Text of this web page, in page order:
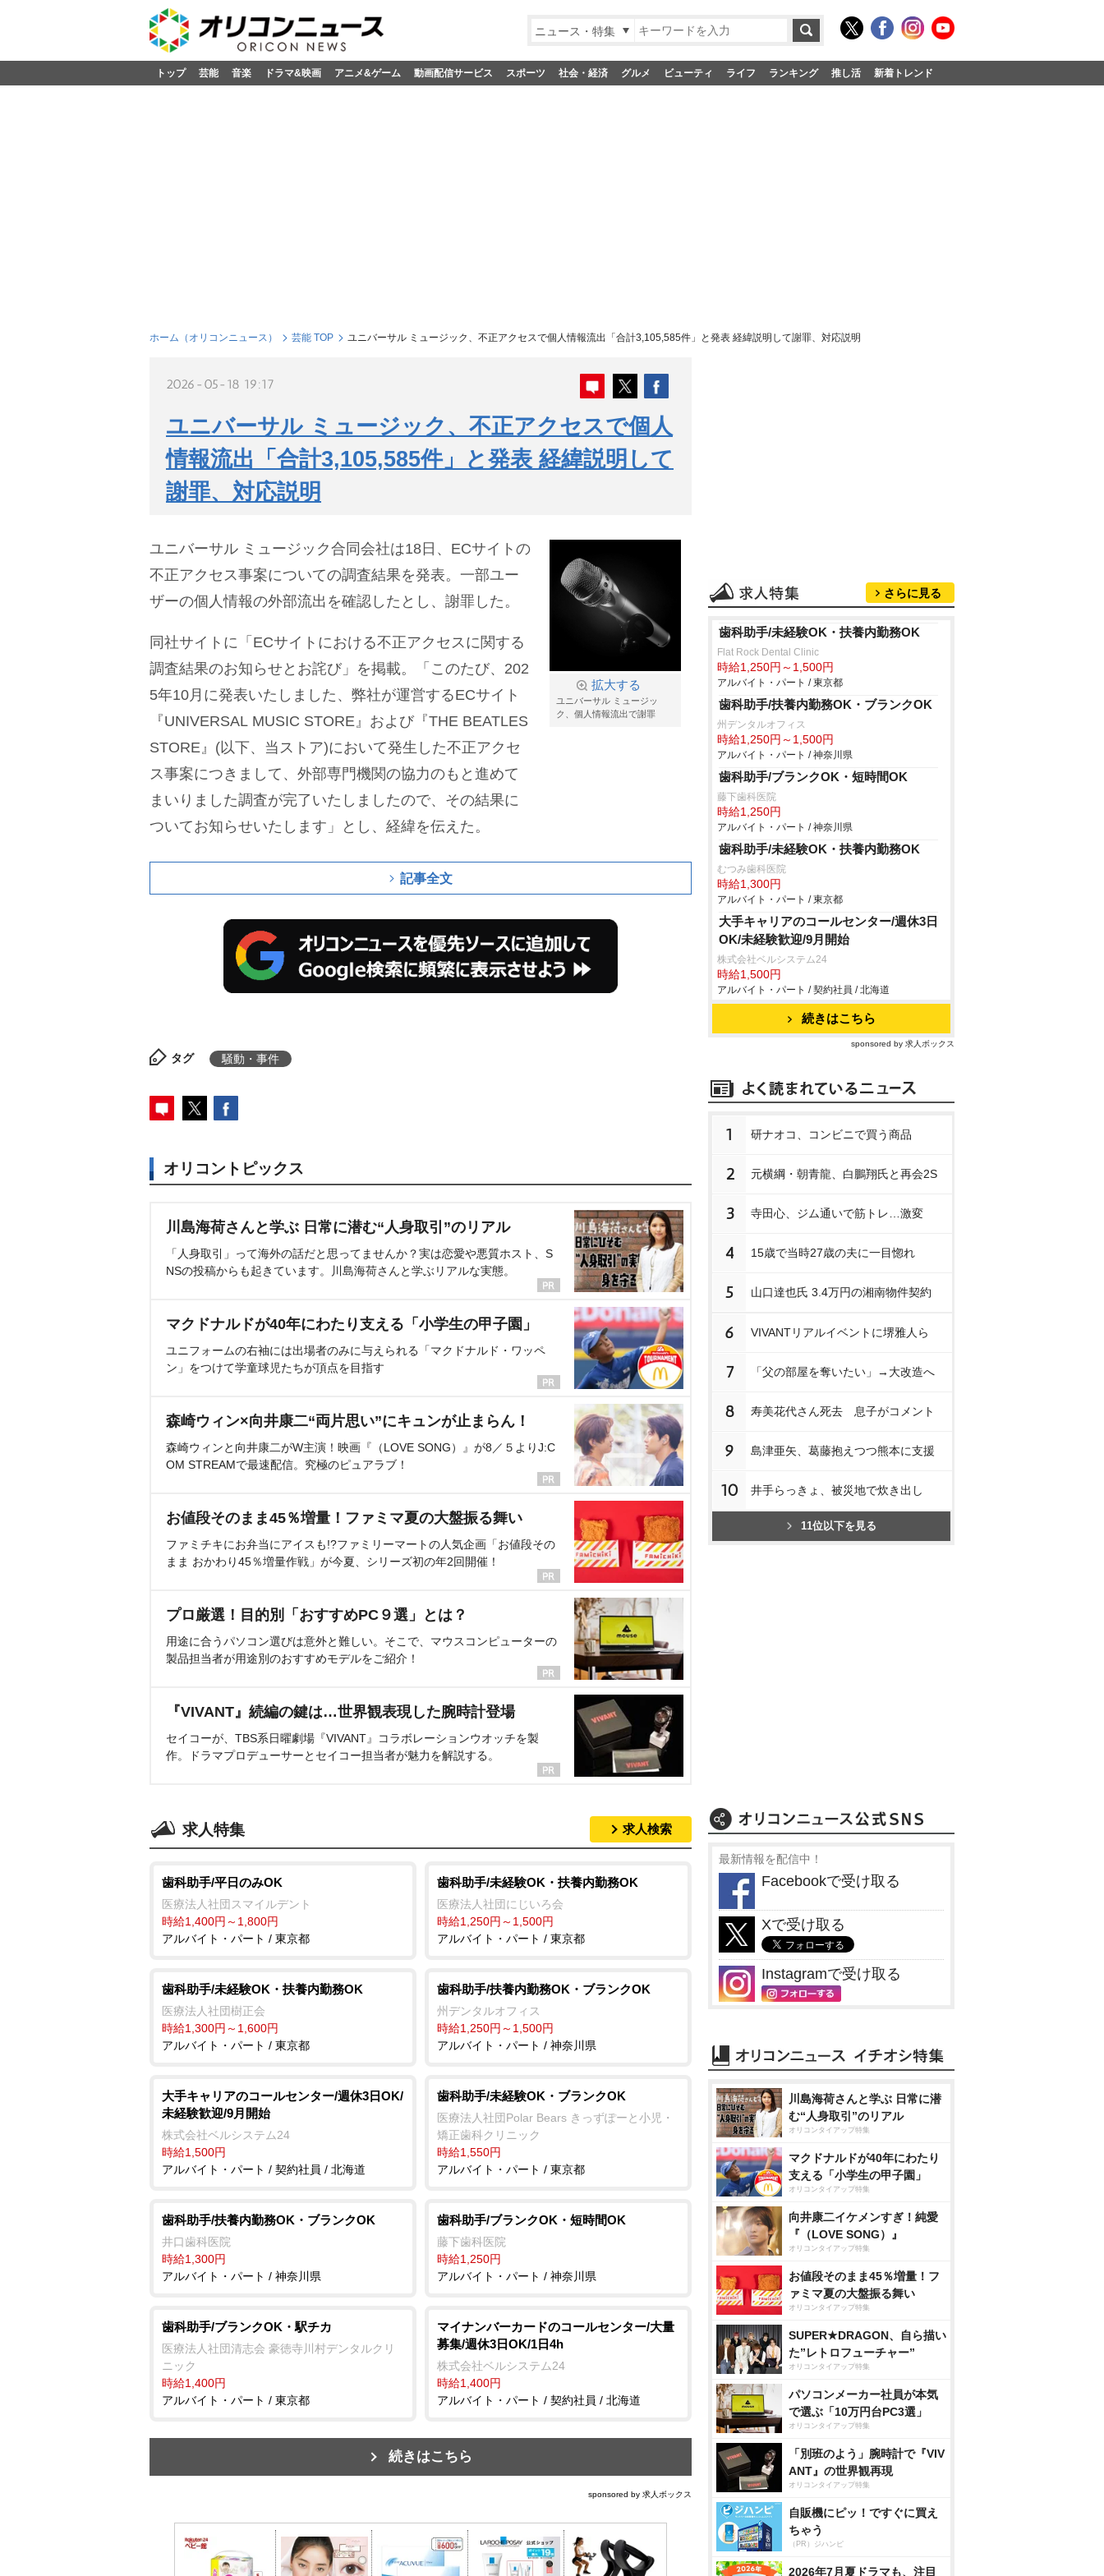
ニュース・特集
トップ 芸能 音楽 ドラマ&映画 アニメ&ゲーム 動画配信サービス スポーツ 社会・経済 グルメ ビューティ ライフ ランキング 推し活 新着トレンド
ホーム（オリコンニュース） 芸能 TOP ユニバーサル ミュージック、不正アクセスで個人情報流出「合計3,105,585件」と発表 経緯説明して謝罪、対応説明
2026-05-18 19:17
ユニバーサル ミュージック、不正アクセスで個人
情報流出「合計3,105,585件」と発表 経緯説明して
謝罪、対応説明
拡大する
ユニバーサル ミュージッ
ク、個人情報流出で謝罪
ユニバーサル ミュージック合同会社は18日、ECサイトの
不正アクセス事案についての調査結果を発表。一部ユー
ザーの個人情報の外部流出を確認したとし、謝罪した。
同社サイトに「ECサイトにおける不正アクセスに関する
調査結果のお知らせとお詫び」を掲載。「このたび、202
5年10月に発表いたしました、弊社が運営するECサイト
『UNIVERSAL MUSIC STORE』および『THE BEATLES
STORE』(以下、当ストア)において発生した不正アクセ
ス事案につきまして、外部専門機関の協力のもと進めて
まいりました調査が完了いたしましたので、その結果に
ついてお知らせいたします」とし、経緯を伝えた。
記事全文
タグ 騒動・事件
オリコントピックス
川島海荷さんと学ぶ 日常に潜む“人身取引”のリアル
「人身取引」って海外の話だと思ってませんか？実は恋愛や悪質ホスト、S
NSの投稿からも起きています。川島海荷さんと学ぶリアルな実態。
マクドナルドが40年にわたり支える「小学生の甲子園」
ユニフォームの右袖には出場者のみに与えられる「マクドナルド・ワッペ
ン」をつけて学童球児たちが頂点を目指す
森崎ウィン×向井康二“両片思い”にキュンが止まらん！
森崎ウィンと向井康二がW主演！映画『（LOVE SONG）』が8／５よりJ:C
OM STREAMで最速配信。究極のピュアラブ！
お値段そのまま45％増量！ファミマ夏の大盤振る舞い
ファミチキにお弁当にアイスも!?ファミリーマートの人気企画「お値段その
まま おかわり45％増量作戦」が今夏、シリーズ初の年2回開催！
プロ厳選！目的別「おすすめPC９選」とは？
用途に合うパソコン選びは意外と難しい。そこで、マウスコンピューターの
製品担当者が用途別のおすすめモデルをご紹介！
『VIVANT』続編の鍵は…世界観表現した腕時計登場
セイコーが、TBS系日曜劇場『VIVANT』コラボレーションウオッチを製
作。ドラマプロデューサーとセイコー担当者が魅力を解説する。
求人特集 求人検索
歯科助手/平日のみOK
医療法人社団スマイルデント
時給1,400円～1,800円
アルバイト・パート / 東京都
歯科助手/未経験OK・扶養内勤務OK
医療法人社団にじいろ会
時給1,250円～1,500円
アルバイト・パート / 東京都
歯科助手/未経験OK・扶養内勤務OK
医療法人社団樹正会
時給1,300円～1,600円
アルバイト・パート / 東京都
歯科助手/扶養内勤務OK・ブランクOK
州デンタルオフィス
時給1,250円～1,500円
アルバイト・パート / 神奈川県
大手キャリアのコールセンター/週休3日OK/
未経験歓迎/9月開始
株式会社ベルシステム24
時給1,500円
アルバイト・パート / 契約社員 / 北海道
歯科助手/未経験OK・ブランクOK
医療法人社団Polar Bears きっずぽーと小児・
矯正歯科クリニック
時給1,550円
アルバイト・パート / 東京都
歯科助手/扶養内勤務OK・ブランクOK
井口歯科医院
時給1,300円
アルバイト・パート / 神奈川県
歯科助手/ブランクOK・短時間OK
藤下歯科医院
時給1,250円
アルバイト・パート / 神奈川県
歯科助手/ブランクOK・駅チカ
医療法人社団清志会 豪徳寺川村デンタルクリ
ニック
時給1,400円
アルバイト・パート / 東京都
マイナンバーカードのコールセンター/大量
募集/週休3日OK/1日4h
株式会社ベルシステム24
時給1,400円
アルバイト・パート / 契約社員 / 北海道
続きはこちら
sponsored by 求人ボックス
さらに見る
歯科助手/未経験OK・扶養内勤務OK
Flat Rock Dental Clinic
時給1,250円～1,500円
アルバイト・パート / 東京都
歯科助手/扶養内勤務OK・ブランクOK
州デンタルオフィス
時給1,250円～1,500円
アルバイト・パート / 神奈川県
歯科助手/ブランクOK・短時間OK
藤下歯科医院
時給1,250円
アルバイト・パート / 神奈川県
歯科助手/未経験OK・扶養内勤務OK
むつみ歯科医院
時給1,300円
アルバイト・パート / 東京都
大手キャリアのコールセンター/週休3日
OK/未経験歓迎/9月開始
株式会社ベルシステム24
時給1,500円
アルバイト・パート / 契約社員 / 北海道
続きはこちら
sponsored by 求人ボックス
1 研ナオコ、コンビニで買う商品
2 元横綱・朝青龍、白鵬翔氏と再会2S
3 寺田心、ジム通いで筋トレ…激変
4 15歳で当時27歳の夫に一目惚れ
5 山口達也氏 3.4万円の湘南物件契約
6 VIVANTリアルイベントに堺雅人ら
7 「父の部屋を奪いたい」→大改造へ
8 寿美花代さん死去 息子がコメント
9 島津亜矢、葛藤抱えつつ熊本に支援
10 井手らっきょ、被災地で炊き出し
11位以下を見る
最新情報を配信中！
Facebookで受け取る
Xで受け取る
Instagramで受け取る
川島海荷さんと学ぶ 日常に潜
む“人身取引”のリアル
オリコンタイアップ特集
マクドナルドが40年にわたり
支える「小学生の甲子園」
オリコンタイアップ特集
向井康二イケメンすぎ！純愛
『（LOVE SONG）』
オリコンタイアップ特集
お値段そのまま45％増量！フ
ァミマ夏の大盤振る舞い
オリコンタイアップ特集
SUPER★DRAGON、自ら描い
た”レトロフューチャー”
オリコンタイアップ特集
パソコンメーカー社員が本気
で選ぶ「10万円台PC3選」
オリコンタイアップ特集
「別班のよう」腕時計で『VIV
ANT』の世界観再現
オリコンタイアップ特集
自販機にピッ！ですぐに買え
ちゃう
（PR）ジハンピ
2026年7月夏ドラマも、注目